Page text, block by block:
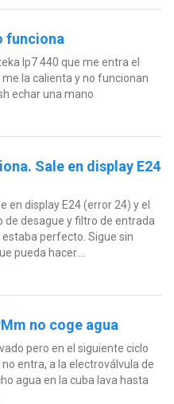
funciona
lp7 440 que me entra el
la calienta y no funcionan
echar una mano
Sale en display E24
en display E24 (error 24) y el
de desague y filtro de entrada
perfecto. Sigue sin
pueda hacer....
no coge agua
pero en el siguiente ciclo
entra, a la electroválvula de
agua en la cuba lava hasta